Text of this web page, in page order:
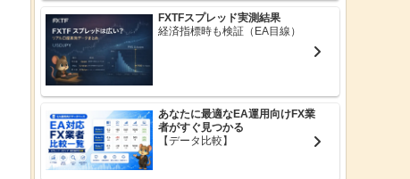
FXTFスプレッド実測結果
経済指標時も検証（EA目線）
あなたに最適なEA運用向けFX業
者がすぐ見つかる
【データ比較】